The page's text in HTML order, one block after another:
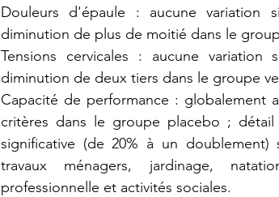
Douleurs d'épaule : aucune variation
diminution de plus de moitié dans le
Tensions cervicales : aucune
diminution de deux tiers dans le groupe
Capacité de performance : globalement
critères dans le groupe placebo ;
significative (de 20% à un
travaux ménagers, jardinage,
professionnelle et activités sociales.